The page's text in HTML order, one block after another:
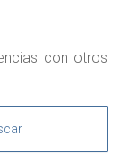
con otros